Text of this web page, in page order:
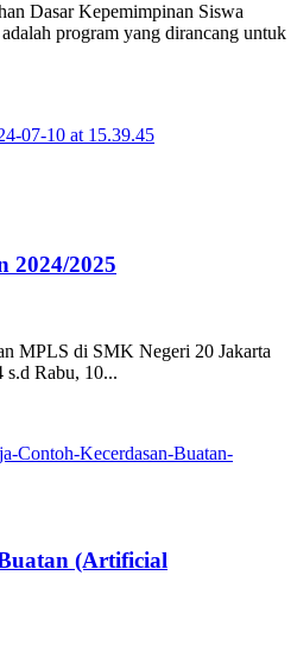
Dasar Kepemimpinan Siswa
program yang dirancang untuk
2024/2025
MPLS di SMK Negeri 20 Jakarta
s.d Rabu, 10...
(Artificial